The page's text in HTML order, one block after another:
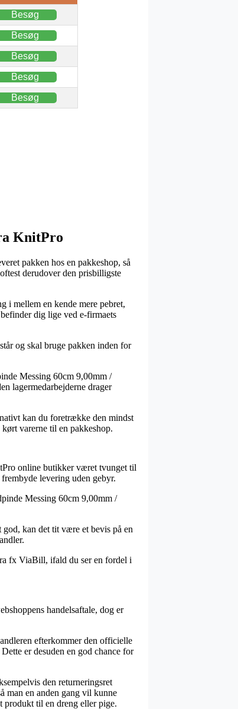
Besøg
Besøg
Besøg
Besøg
Besøg
KnitPro
pakken hos en pakkeshop, så
derudover den prisbilligste
i mellem en kende mere pebret,
dig lige ved e-firmaets
og skal bruge pakken inden for
Messing 60cm 9,00mm /
lagermedarbejderne drager
kan du foretrække den mindst
varerne til en pakkeshop.
online butikker været tvunget til
levering uden gebyr.
Messing 60cm 9,00mm /
kan det tit være et bevis på en
fx ViaBill, ifald du ser en fordel i
handelsaftale, dog er
efterkommer den officielle
er desuden en god chance for
den returneringsret
man en anden gang vil kunne
til en dreng eller pige.